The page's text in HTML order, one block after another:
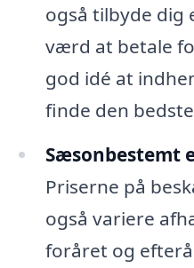
også tilbyde dig
værd at betale
god idé at
finde den
Sæsonbestemt
Priserne på
også variere
foråret og